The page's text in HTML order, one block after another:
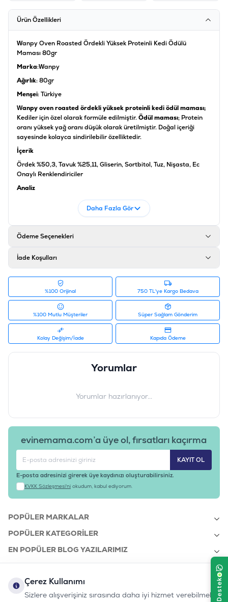
Ürün Özellikleri
Wanpy Oven Roasted Ördekli Yüksek Proteinli Kedi Ödülü
Maması 80gr
Marka:Wanpy
Ağırlık: 80gr
Menşei: Türkiye
Wanpy oven roasted ördekli yüksek proteinli kedi ödül maması;
Kediler için özel olarak formüle edilmiştir.Ödül maması; Protein
oranı yüksek yağ oranı düşük olarak üretilmiştir. Doğal içeriği
sayesinde kolayca sindirilebilir özelliktedir.
İçerik
Ördek %50,3, Tavuk %25,11, Gliserin, Sortbitol, Tuz, Nişasta, Ec
Onaylı Renklendiriciler
Analiz
Protein %28, Nem %34, Yağ %1, Lif %0,5, Kül %3
Tedarikçi Ürün Kodu
Daha Fazla Gör
Ödeme Seçenekleri
İade Koşulları
%100 Orijinal 750 TL'ye Kargo Bedava
%100 Mutlu Müşteriler Süper Sağlam Gönderim
Kolay Değişim/İade Kapıda Ödeme
Yorumlar
Yorumlar hazırlanıyor...
evinemama.com’a üye ol, fırsatları kaçırma
KAYIT OL
E-posta adresinizi girerek üye kaydınızı oluşturabilirsiniz.
KVKK Sözleşmesi'ni okudum, kabul ediyorum.
POPÜLER MARKALAR
POPÜLER KATEGORILER
EN POPÜLER BLOG YAZILARIMIZ
KURUMSAL
Çerez Kullanımı
Sizlere alışverişiniz sırasında daha iyi hizmet verebilmek